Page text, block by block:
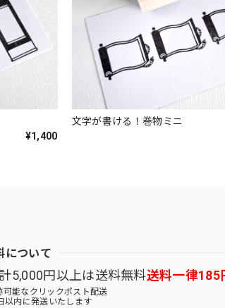
¥1,400
文字が書ける！巻物ミニ
について
5,000円以上は送料無料送料一律185
可能なクリックポスト配送
以内に発送いたします